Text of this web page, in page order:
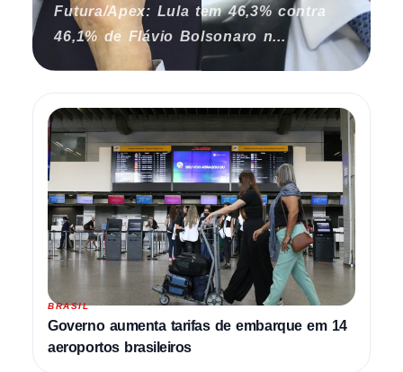
Futura/Apex: Lula tem 46,3% contra
46,1% de Flávio Bolsonaro n...
BRASIL
Governo aumenta tarifas de embarque em 14
aeroportos brasileiros